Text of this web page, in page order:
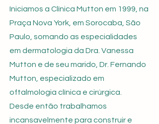
Iniciamos a Clínica Mutton em 1999, na
Praça Nova York, em Sorocaba, São
Paulo, somando as especialidades
em dermatologia da Dra. Vanessa
Mutton e de seu marido, Dr. Fernando
Mutton, especializado em
oftalmologia clínica e cirúrgica.
Desde então trabalhamos
incansavelmente para construir e